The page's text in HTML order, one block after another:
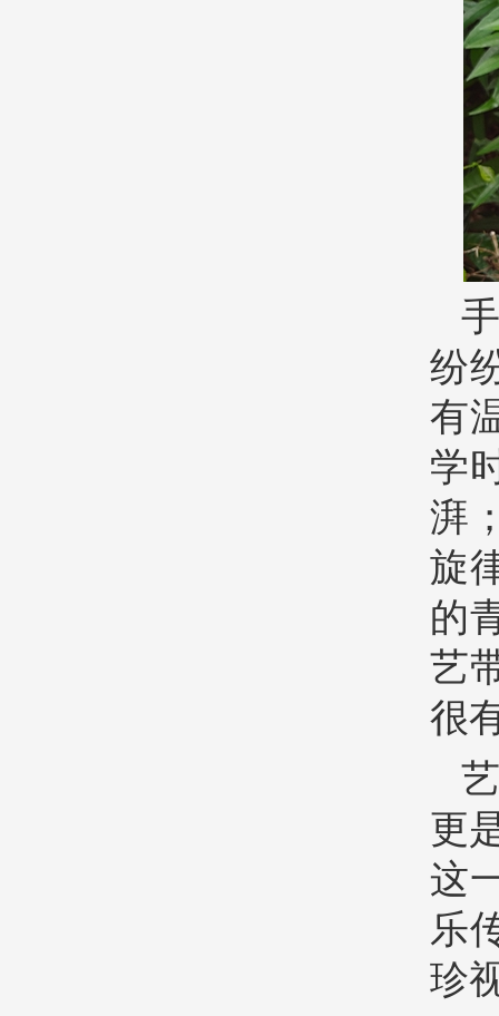
纷
有
学
湃
旋
的
艺
很
更
这
乐
珍